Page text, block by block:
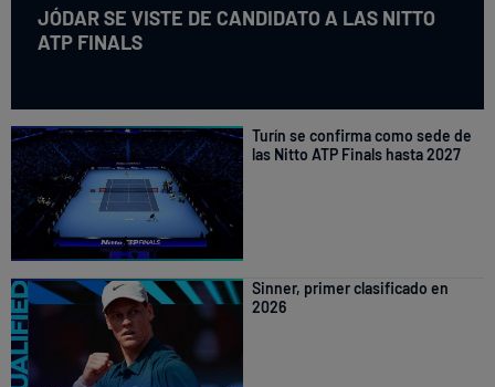
JÓDAR SE VISTE DE CANDIDATO A LAS NITTO
ATP FINALS
Turín se confirma como sede de
las Nitto ATP Finals hasta 2027
Sinner, primer clasificado en
2026